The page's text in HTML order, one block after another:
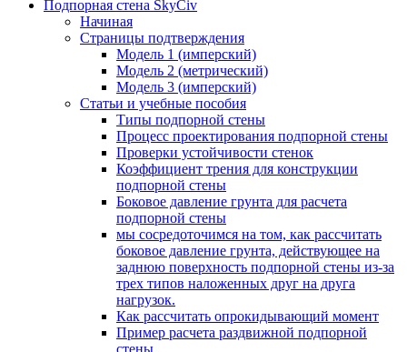
Подпорная стена SkyCiv
Начиная
Страницы подтверждения
Модель 1 (имперский)
Модель 2 (метрический)
Модель 3 (имперский)
Статьи и учебные пособия
Типы подпорной стены
Процесс проектирования подпорной стены
Проверки устойчивости стенок
Коэффициент трения для конструкции
подпорной стены
Боковое давление грунта для расчета
подпорной стены
мы сосредоточимся на том, как рассчитать
боковое давление грунта, действующее на
заднюю поверхность подпорной стены из-за
трех типов наложенных друг на друга
нагрузок.
Как рассчитать опрокидывающий момент
Пример расчета раздвижной подпорной